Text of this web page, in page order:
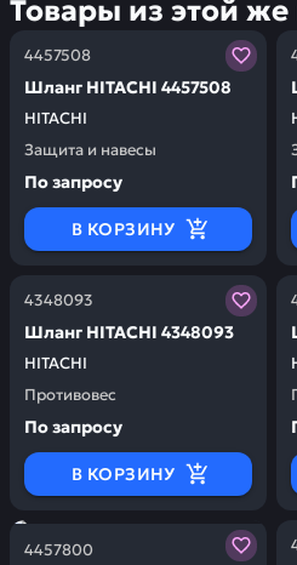
Товары из этой же
4457508
HITACHI
Шланг HITACHI 4457508
Защита и навесы
Заказывая запчасти у нас,
По запросу
В КОРЗИНУ
4348093
HITACHI
Шланг HITACHI 4348093
Противовес
Заказывая запчасти у нас,
По запросу
В КОРЗИНУ
4457800
Заказывая запчасти у нас,